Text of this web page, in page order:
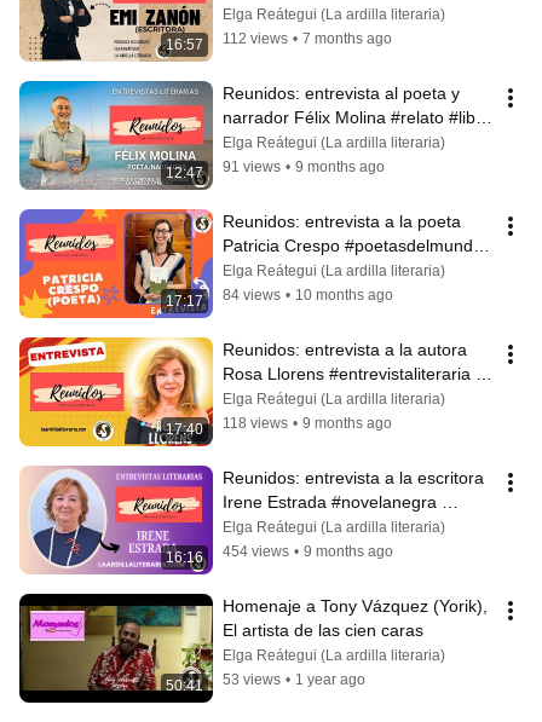
16:57
#escritora
Elga Reátegui (La ardilla literaria)
112 views • 7 months ago
12:47
Reunidos: entrevista al poeta y
narrador Félix Molina #relato #libro
#memorias #escritor #valencia
Elga Reátegui (La ardilla literaria)
91 views • 9 months ago
17:17
Reunidos: entrevista a la poeta
Patricia Crespo #poetasdelmundo
#libros  #literatura
Elga Reátegui (La ardilla literaria)
84 views • 10 months ago
17:40
Reunidos: entrevista a la autora
Rosa Llorens #entrevistaliteraria
#escritora #librosparasanar
Elga Reátegui (La ardilla literaria)
118 views • 9 months ago
16:16
Reunidos: entrevista a la escritora
Irene Estrada #novelanegra
#mujeres #libros #novelista
Elga Reátegui (La ardilla literaria)
454 views • 9 months ago
50:41
Homenaje a Tony Vázquez (Yorik),
El artista de las cien caras
Elga Reátegui (La ardilla literaria)
53 views • 1 year ago